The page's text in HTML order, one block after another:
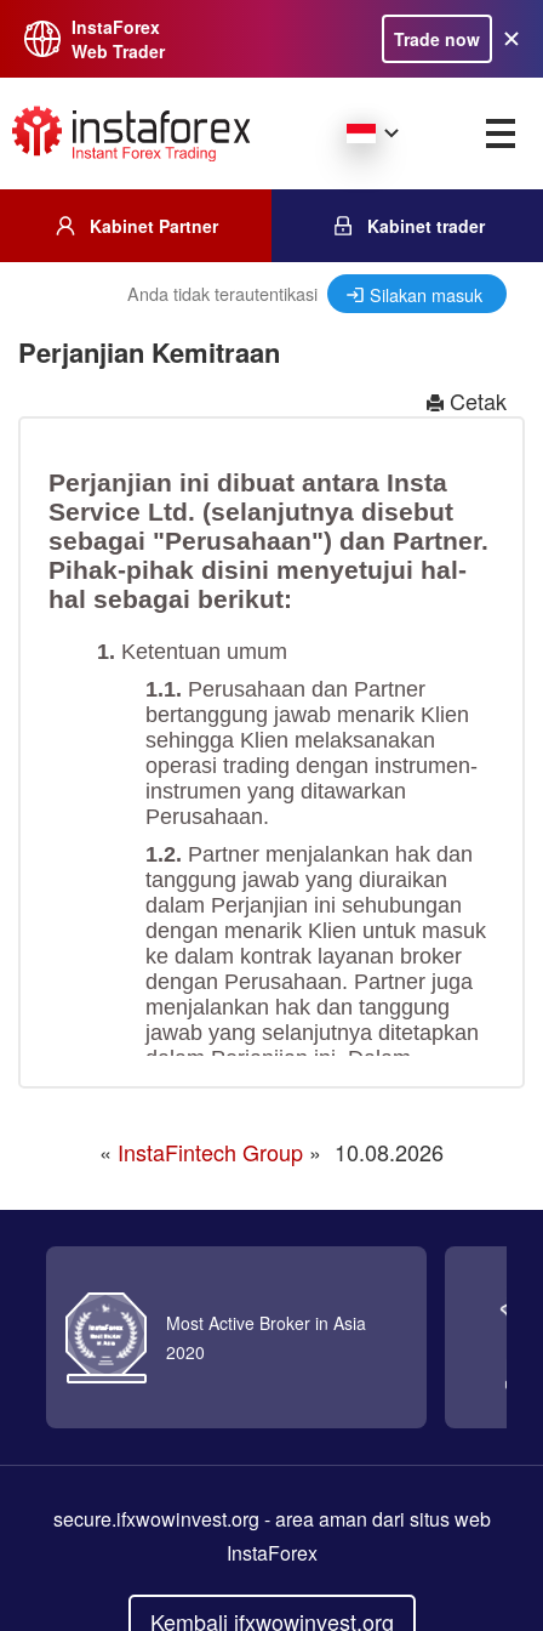
InstaForex
Web Trader
Trade now
Kabinet Partner Kabinet trader
Anda tidak terautentikasi Silakan masuk
Perjanjian Kemitraan
Cetak
« InstaFintech Group » 10.08.2026
Most Active Broker in Asia
2020
secure.ifxwowinvest.org - area aman dari situs web
InstaForex
Kembali ifxwowinvest.org